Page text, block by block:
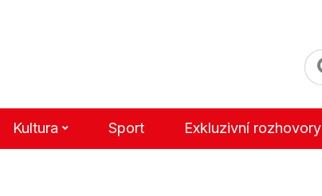
Kultura Sport Exkluzivní rozhovory